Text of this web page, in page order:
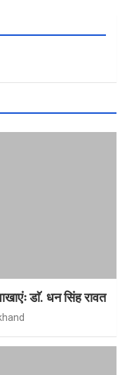
डाॅ. धन सिंह रावत